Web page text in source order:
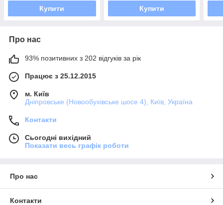
Купити Купити
Про нас
93% позитивних з 202 відгуків за рік
Працює з 25.12.2015
м. Київ
Дніпровське (Новообухівське шосе 4), Київ, Україна
Контакти
Сьогодні вихідний
Показати весь графік роботи
Про нас
Контакти